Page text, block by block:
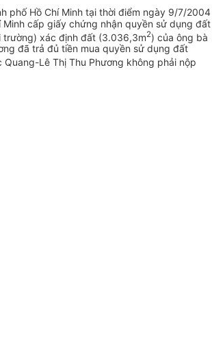
phố Hồ Chí Minh tại thời điểm ngày 9/7/2004
cấp giấy chứng nhận quyền sử dụng đất
trường) xác định đất (3.036,3m2) của ông bà
đã trả đủ tiền mua quyền sử dụng đất
Lê Thị Thu Phương không phải nộp